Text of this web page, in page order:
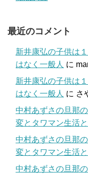
最近のコメント
新井康弘の子供は
はなく一般人 に
新井康弘の子供は
はなく一般人 に さ
中村あずさの旦那
変とタワマン生活
中村あずさの旦那
変とタワマン生活
中村あずさの旦那